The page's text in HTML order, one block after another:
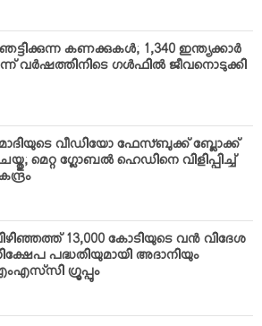
കണക്കുകള്‍; 1,340 ഇന്ത്യക്കാര്‍
വര്‍ഷത്തിനിടെ ഗള്‍ഫില്‍ ജീവനൊടുക്കി
വീഡിയോ ഫേസ്ബുക്ക് ബ്ലോക്ക്
മെറ്റ ഗ്ലോബല്‍ ഹെഡിനെ വിളിപ്പിച്ച്
13,000 കോടിയുടെ വന്‍ വിദേശ
പദ്ധതിയുമായി അദാനിയും
ഗ്രൂപ്പും